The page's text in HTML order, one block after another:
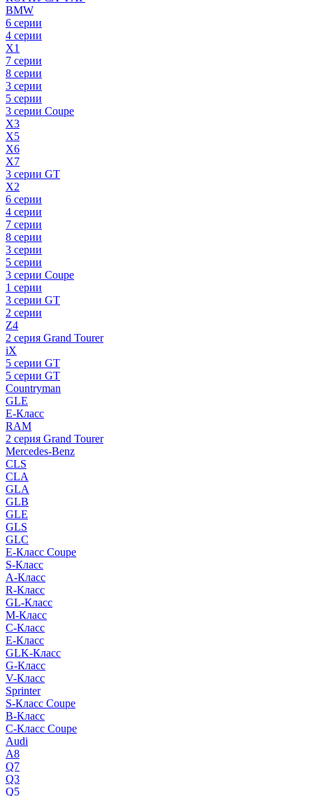
BMW
6 серии
4 серии
X1
7 серии
8 серии
3 серии
5 серии
3 серии Coupe
X3
X5
X6
X7
3 серии GT
X2
6 серии
4 серии
7 серии
8 серии
3 серии
5 серии
3 серии Coupe
1 серии
3 серии GT
2 серии
Z4
2 серия Grand Tourer
iX
5 серии GT
5 серии GT
Countryman
GLE
E-Класс
RAM
2 серия Grand Tourer
Mercedes-Benz
CLS
CLA
GLA
GLB
GLE
GLS
GLC
E-Класс Coupe
S-Класс
A-Класс
R-Класс
GL-Класс
M-Класс
C-Класс
E-Класс
GLK-Класс
G-Класс
V-Класс
Sprinter
S-Класс Сoupe
B-Класс
C-Класс Coupe
Audi
A8
Q7
Q3
Q5